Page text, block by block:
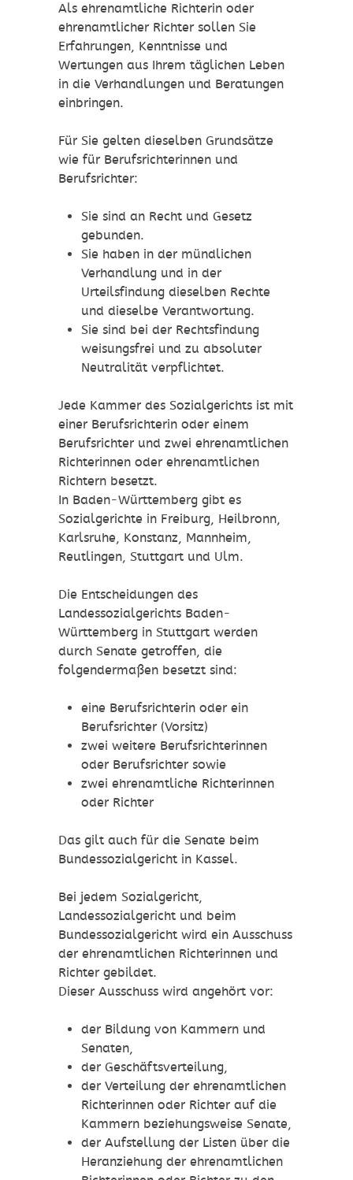
Als ehrenamtliche Richterin oder
ehrenamtlicher Richter sollen Sie
Erfahrungen, Kenntnisse und
Wertungen aus Ihrem täglichen Leben
in die Verhandlungen und Beratungen
einbringen.
Für Sie gelten dieselben Grundsätze
wie für Berufsrichterinnen und
Berufsrichter:
Sie sind an Recht und Gesetz
gebunden.
Sie haben in der mündlichen
Verhandlung und in der
Urteilsfindung dieselben Rechte
und dieselbe Verantwortung.
Sie sind bei der Rechtsfindung
weisungsfrei und zu absoluter
Neutralität verpflichtet.
Jede Kammer des Sozialgerichts ist mit
einer Berufsrichterin oder einem
Berufsrichter und zwei ehrenamtlichen
Richterinnen oder ehrenamtlichen
Richtern besetzt.
In Baden-Württemberg gibt es
Sozialgerichte in Freiburg, Heilbronn,
Karlsruhe, Konstanz, Mannheim,
Reutlingen, Stuttgart und Ulm.
Die Entscheidungen des
Landessozialgerichts Baden-
Württemberg in Stuttgart werden
durch Senate getroffen, die
folgendermaßen besetzt sind:
eine Berufsrichterin oder ein
Berufsrichter (Vorsitz)
zwei weitere Berufsrichterinnen
oder Berufsrichter sowie
zwei ehrenamtliche Richterinnen
oder Richter
Das gilt auch für die Senate beim
Bundessozialgericht in Kassel.
Bei jedem Sozialgericht,
Landessozialgericht und beim
Bundessozialgericht wird ein Ausschuss
der ehrenamtlichen Richterinnen und
Richter gebildet.
Dieser Ausschuss wird angehört vor:
der Bildung von Kammern und
Senaten,
der Geschäftsverteilung,
der Verteilung der ehrenamtlichen
Richterinnen oder Richter auf die
Kammern beziehungsweise Senate,
der Aufstellung der Listen über die
Heranziehung der ehrenamtlichen